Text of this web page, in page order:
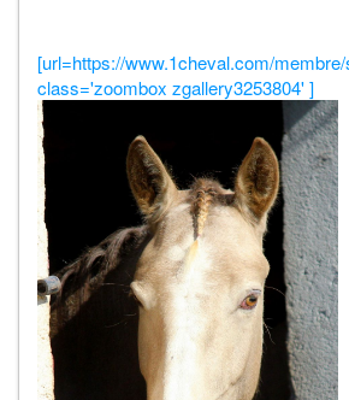
[url=https://www.1cheval.com/
class='zoombox zgallery3253804' ]